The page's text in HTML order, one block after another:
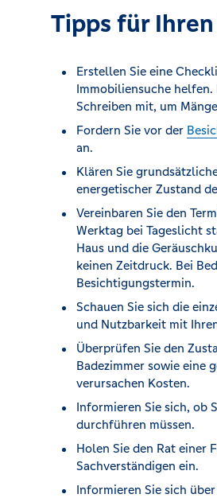
Tipps für
Erstellen Sie eine
Immobiliensuche helfen.
Schreiben mit, um
Fordern Sie vor der
an.
Klären Sie
energetischer Zustand
Vereinbaren Sie den
Werktag bei Tageslicht
Haus und die
keinen Zeitdruck. Bei
Besichtigungstermin.
Schauen Sie sich die
und Nutzbarkeit mit
Überprüfen Sie den
Badezimmer sowie eine
verursachen Kosten.
Informieren Sie sich, ob
durchführen müssen.
Holen Sie den Rat einer
Sachverständigen ein.
Informieren Sie sich